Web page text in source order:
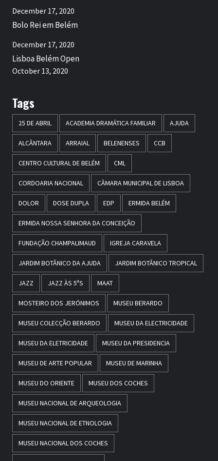
December 17, 2020
Bolo Rei em Belém
December 17, 2020
Lisboa Belém Open
October 13, 2020
Tags
25 DE ABRIL ACADEMIA DRAMÁTICA FAMILIAR AJUDA
ALCÂNTARA ARRAIAL BELENENSES CCB
CENTRO CULTURAL DE BELÉM CML
CORDOARIA NACIONAL CÂMARA MUNICIPAL DE LISBOA
DOLOR DOSE DUPLA EDP ERMIDA BELÉM
ERMIDA NOSSA SENHORA DA CONCEIÇÃO
FUNDAÇÃO CHAMPALIMAUD IGREJA CARAVELA
JARDIM BOTÂNICO DA AJUDA JARDIM BOTÂNICO TROPICAL
JAZZ JAZZ ÀS 5ªS MAAT
MOSTEIRO DOS JERÓNIMOS MUSEU BERARDO
MUSEU COLECÇÃO BERARDO MUSEU DA ELECTRICIDADE
MUSEU DA ELETRICIDADE MUSEU DA PRESIDENCIA
MUSEU DE ARTE POPULAR MUSEU DE MARINHA
MUSEU DO ORIENTE MUSEU DOS COCHES
MUSEU NACIONAL DE ARQUEOLOGIA
MUSEU NACIONAL DE ETNOLOGIA
MUSEU NACIONAL DOS COCHES